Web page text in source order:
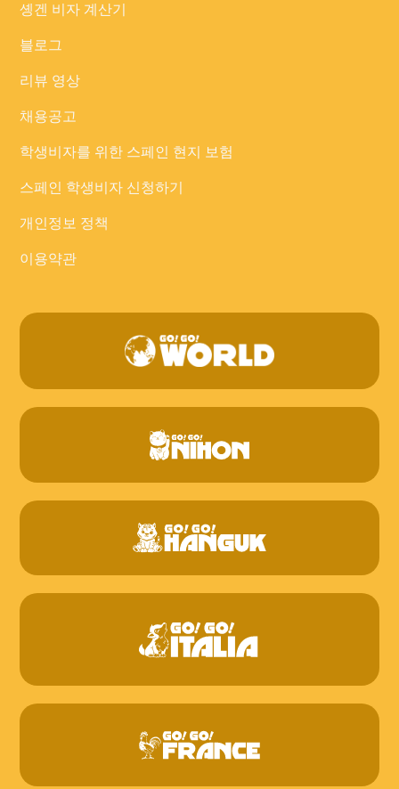
솅겐 비자 계산기
블로그
리뷰 영상
채용공고
학생비자를 위한 스페인 현지 보험
스페인 학생비자 신청하기
개인정보 정책
이용약관